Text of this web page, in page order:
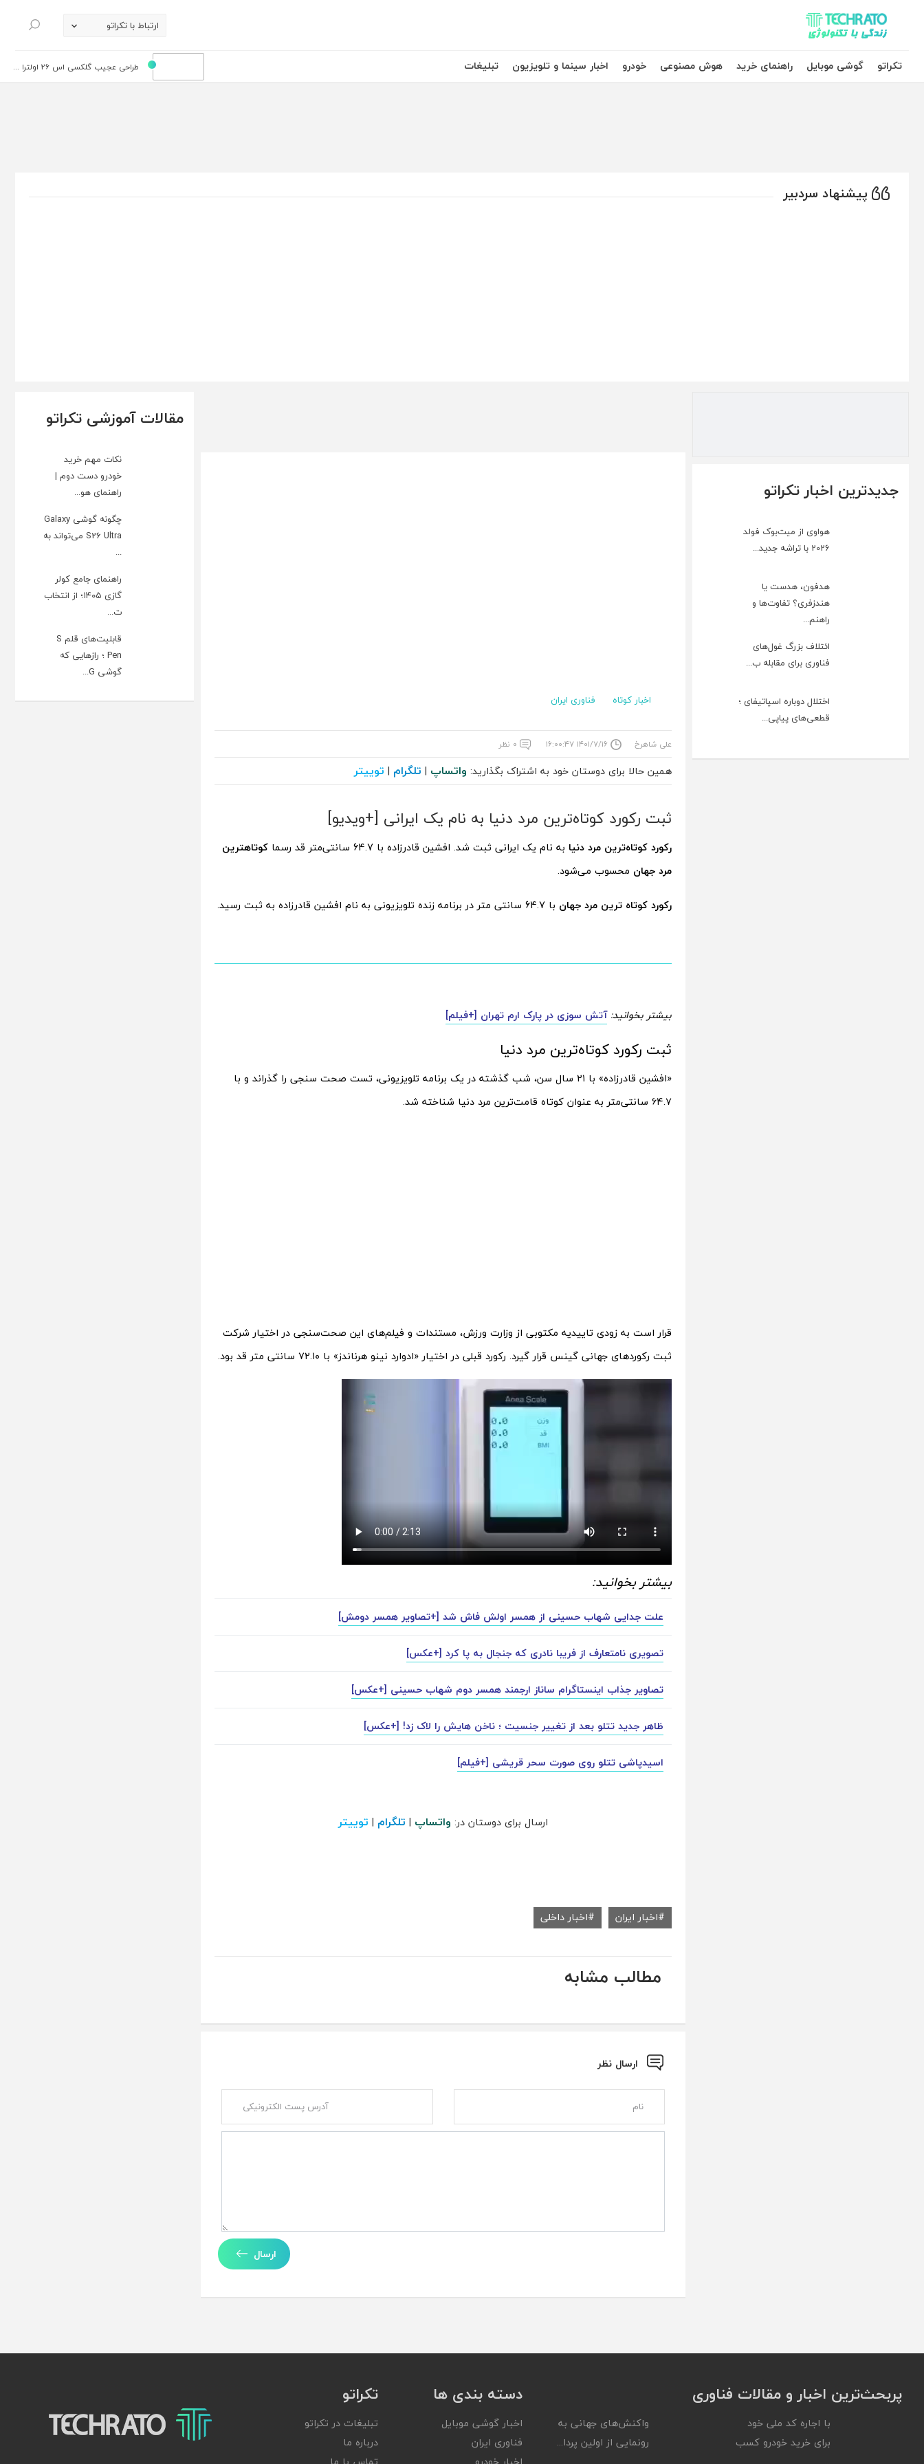
تکراتو – زندگی با تکنولوژی ارتباط با تکراتو
جستجو
تکراتو
گوشی موبایل راهنمای خرید هوش مصنوعی خودرو اخبار سینما و تلویزیون تبلیغات طراحی عجیب گلکسی اس 26 اولترا ...
پیشنهاد سردبیر
جدیدترین اخبار تکراتو
هواوی از میت‌بوک فولد
2026 با تراشه جدید...
هدفون، هدست یا
هندزفری؟ تفاوت‌ها و
راهنم...
ائتلاف بزرگ غول‌های
فناوری برای مقابله ب...
اختلال دوباره اسپاتیفای ؛
قطعی‌های پیاپی...
اخبار کوتاه فناوری ایران
علی شاهرخ ۱۴۰۱/۷/۱۶ ۱۶:۰۰:۴۷ ۰ نظر
همین حالا برای دوستان خود به اشتراک بگذارید: واتساپ | تلگرام | توییتر
ثبت رکورد کوتاه‌ترین مرد دنیا به نام یک ایرانی [+ویدیو]
رکورد کوتاه‌ترین مرد دنیا به نام یک ایرانی ثبت شد. افشین قادرزاده با 64.7 سانتی‌متر قد رسما
کوتاهترین
مرد جهان محسوب می‌شود.
رکورد کوتاه ترین مرد جهان با 64.7 سانتی متر در برنامه زنده تلویزیونی به نام افشین قادرزاده به ثبت رسید.
بیشتر بخوانید:آتش سوزی در پارک ارم تهران [+فیلم]
ثبت رکورد کوتاه‌ترین مرد دنیا
«افشین قادرزاده» با ۲۱ سال سن، شب گذشته در یک برنامه تلویزیونی، تست صحت سنجی را گذراند و با
۶۴.۷ سانتی‌متر به عنوان کوتاه‌ قامت‌ترین مرد دنیا شناخته شد.
قرار است به زودی تاییدیه مکتوبی از وزارت ورزش، مستندات و فیلم‌های این صحت‌سنجی در اختیار شرکت
ثبت رکوردهای جهانی گینس قرار گیرد. رکورد قبلی در اختیار «ادوارد نینو هرناندز» با ۷۲.۱۰ سانتی متر قد بود.
بیشتر بخوانید:
علت جدایی شهاب حسینی از همسر اولش فاش شد [+تصاویر همسر دومش]
تصویری نامتعارف از فریبا نادری که جنجال به پا کرد [+عکس]
تصاویر جذاب اینستاگرام ساناز ارجمند همسر دوم شهاب حسینی [+عکس]
ظاهر جدید تتلو بعد از تغییر جنسیت ؛ ناخن هایش را لاک زد! [+عکس]
اسیدپاشی تتلو روی صورت سحر قریشی [+فیلم]
ارسال برای دوستان در: واتساپ | تلگرام | توییتر
اخبار ایران اخبار داخلی
مطالب مشابه
ارسال نظر
ارسال
مقالات آموزشی تکراتو
نکات مهم خرید
خودرو دست دوم |
راهنمای هو...
چگونه گوشی Galaxy
S26 Ultra می‌تواند به
...
راهنمای جامع کولر
گازی ۱۴۰۵؛ از انتخاب
ت...
قابلیت‌های قلم S
Pen ؛ رازهایی که
گوشی G...
پربحث‌ترین اخبار و مقالات فناوری
با اجاره کد ملی خود
برای خرید خودرو کسب
واکنش‌های جهانی به
رونمایی از اولین پردا...
دسته بندی ها
اخبار گوشی موبایل
فناوری ایران
تکراتو
تبلیغات در تکراتو
درباره ما
تکراتو – زندگی با تکنولوژی